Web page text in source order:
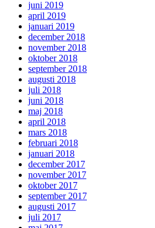
juni 2019
april 2019
januari 2019
december 2018
november 2018
oktober 2018
september 2018
augusti 2018
juli 2018
juni 2018
maj 2018
april 2018
mars 2018
februari 2018
januari 2018
december 2017
november 2017
oktober 2017
september 2017
augusti 2017
juli 2017